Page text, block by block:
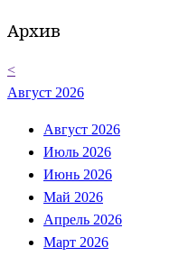
Архив
<
Август 2026
Август 2026
Июль 2026
Июнь 2026
Май 2026
Апрель 2026
Март 2026